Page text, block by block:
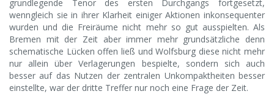
grundlegende Tenor des ersten Durchgangs fortgesetzt,
wenngleich sie in ihrer Klarheit einiger Aktionen inkonsequenter
wurden und die Freiräume nicht mehr so gut ausspielten. Als
Bremen mit der Zeit aber immer mehr grundsätzliche denn
schematische Lücken offen ließ und Wolfsburg diese nicht mehr
nur allein über Verlagerungen bespielte, sondern sich auch
besser auf das Nutzen der zentralen Unkompaktheiten besser
einstellte, war der dritte Treffer nur noch eine Frage der Zeit.